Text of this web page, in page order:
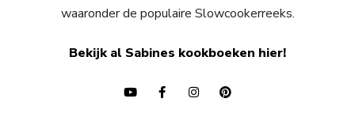
waaronder de populaire Slowcookerreeks.
Bekijk al Sabines kookboeken hier!